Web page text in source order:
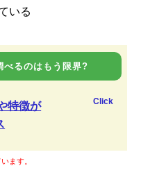
いる
るのはもう限界?
特徴が
Click
ます。